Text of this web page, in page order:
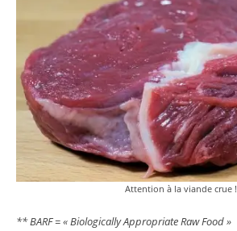
Attention à la viande crue !
** BARF = « Biologically Appropriate Raw Food »